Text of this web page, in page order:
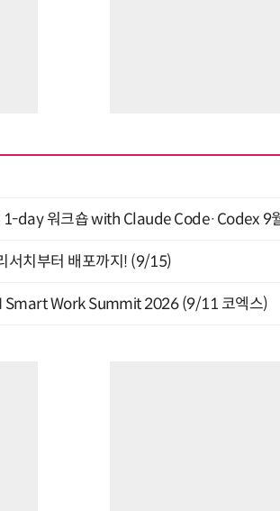
1-day 워크숍 with Claude Code·Codex 9
서치부터 배포까지! (9/15)
Smart Work Summit 2026 (9/11 코엑스)